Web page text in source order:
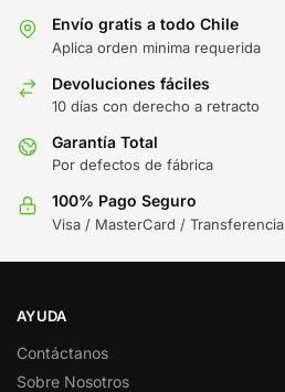
Envío gratis a todo Chile
Aplica orden minima requerida
Devoluciones fáciles
10 días con derecho a retracto
Garantía Total
Por defectos de fábrica
100% Pago Seguro
Visa / MasterCard / Transferencia
AYUDA
Contáctanos
Sobre Nosotros